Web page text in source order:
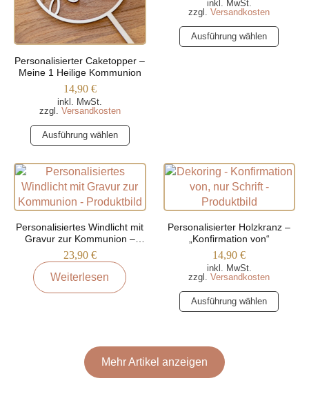
können
auf
der
Produktseite
gewählt
werden
können
auf
der
Produktseite
Personalisierter Caketopper –
Meine 1 Heilige Kommunion
14,90 €
inkl. MwSt.
zzgl. Versandkosten
Ausführung wählen
Dieses
Produkt
weist
mehrere
Varianten
auf.
Optionen
können
auf
der
inkl. MwSt.
zzgl.Versandkosten
Ausführung wählen
Dieses
Produkt
auf
der
Produktseite
gewählt
werden
Personalisiertes Windlicht mit
Gravur zur Kommunion –
Taubenmotiv
23,90 €
Weiterlesen
Personalisierter Holzkranz –
„Konfirmation von“
14,90€
inkl. MwSt.
zzgl.Versandkosten
Ausführung wählen
Dieses
Produkt
Varianten
Mehr Artikel anzeigen